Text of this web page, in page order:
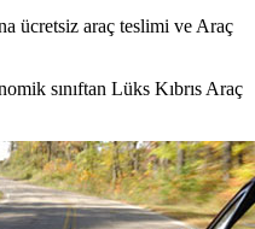
ücretsiz araç teslimi ve Araç
sınıftan Lüks Kıbrıs Araç